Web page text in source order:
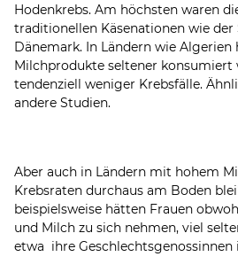
Hodenkrebs. Am höchsten waren
traditionellen Käsenationen wie der
Dänemark. In Ländern wie Algerien
Milchprodukte seltener konsumiert
tendenziell weniger Krebsfälle.
andere Studien.
Aber auch in Ländern mit hohem
Krebsraten durchaus am Boden
beispielsweise hätten Frauen
und Milch zu sich nehmen, viel
etwa ihre Geschlechtsgenossinnen